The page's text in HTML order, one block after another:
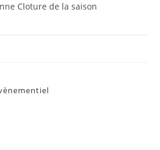
Cloture de la saison